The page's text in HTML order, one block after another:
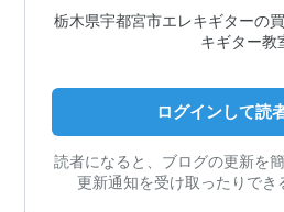
栃木県宇都宮市エレキギターの
キギター教
ログインして読
読者になると、ブログの更新を
更新通知を受け取ったりでき